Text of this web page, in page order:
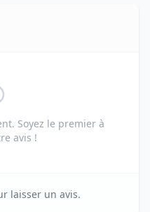
Soyez le premier à
avis !
laisser un avis.